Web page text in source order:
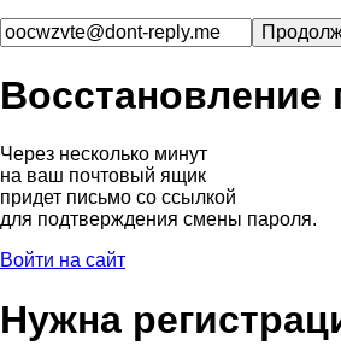
Восстановление
Через несколько минут
на ваш почтовый ящик
придет письмо со ссылкой
для подтверждения смены пароля.
Войти на сайт
Нужна